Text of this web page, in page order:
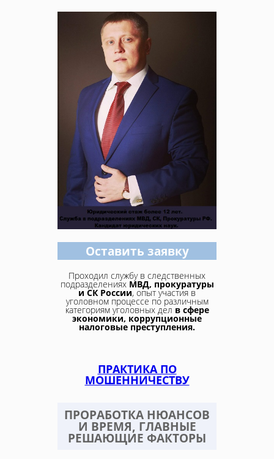
Оставить заявку
Проходил службу в следственных
подразделенияхМВД, прокуратуры
и СК России, опыт участия в
уголовном процессе по различным
категориям уголовных дел в сфере
экономики, коррупционные
налоговые преступления.
ПРАКТИКА ПО
МОШЕННИЧЕСТВУ
ПРОРАБОТКА НЮАНСОВ
И ВРЕМЯ, ГЛАВНЫЕ
РЕШАЮЩИЕ ФАКТОРЫ